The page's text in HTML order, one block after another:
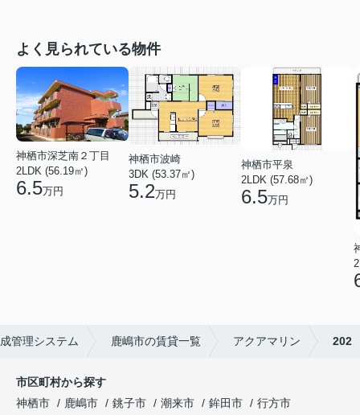
よく見られている物件
神栖市深芝南２丁目
2LDK (56.19㎡)
6.5万円
神栖市波崎
3DK (53.37㎡)
5.2万円
神栖市平泉
2LDK (57.68㎡)
6.5万円
管理システム 鹿嶋市の賃貸一覧 アクアマリン 202
市区町村から探す
神栖市
鹿嶋市 銚子市 潮来市 鉾田市
行方市